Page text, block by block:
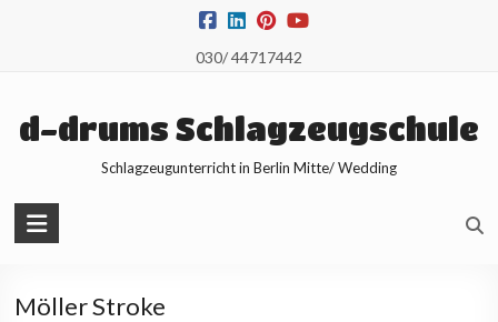
030/ 44717442
d-drums Schlagzeugschule
Schlagzeugunterricht in Berlin Mitte/ Wedding
Möller Stroke